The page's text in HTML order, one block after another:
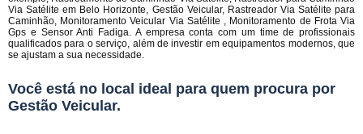
Via Satélite em Belo Horizonte, Gestão Veicular, Rastreador Via Satélite para
Caminhão, Monitoramento Veicular Via Satélite , Monitoramento de Frota Via
Gps e Sensor Anti Fadiga. A empresa conta com um time de profissionais
qualificados para o serviço, além de investir em equipamentos modernos, que
se ajustam a sua necessidade.
Você está no local ideal para quem procura por
Gestão Veicular.